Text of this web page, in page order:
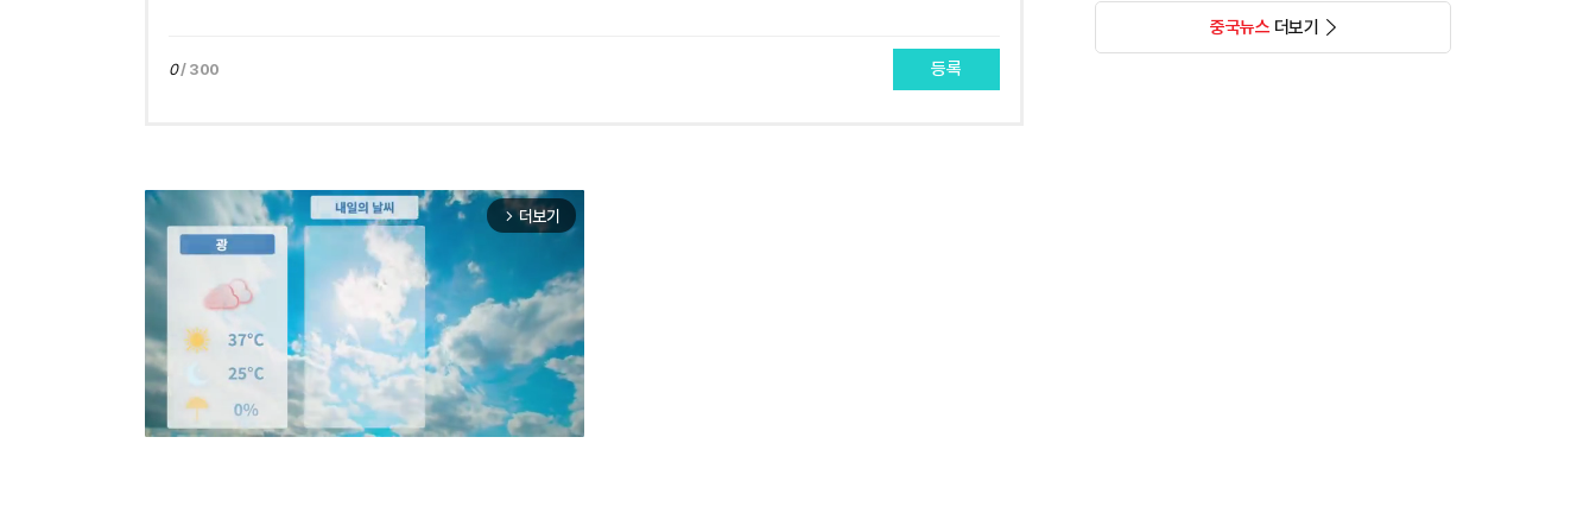
0/ 300 등록
arrow_forward_ios 더보기
중국뉴스더보기